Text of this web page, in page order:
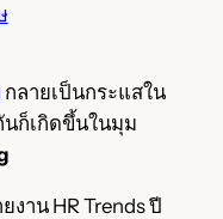
กลายเป็นกระแสใน
นก็เกิดขึ้นในมุม
งาน HR Trends ปี